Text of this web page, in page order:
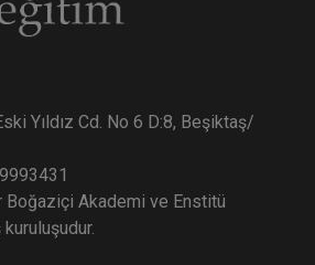
Yıldız Cd. No 6 D:8, Beşiktaş/
Boğaziçi Akademi ve Enstitü
kuruluşudur.